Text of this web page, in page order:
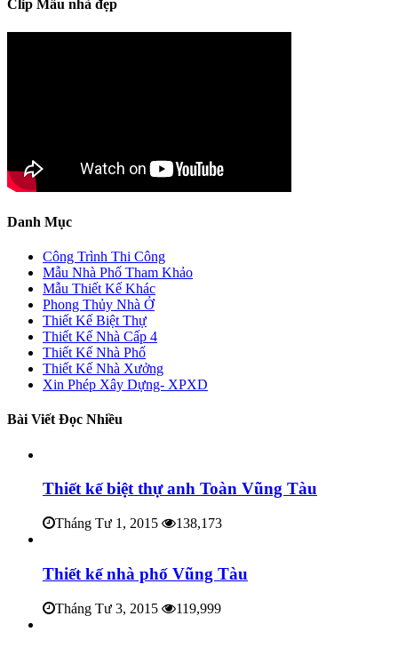
Clip Mẫu nhà đẹp
Danh Mục
Công Trình Thi Công
Mẫu Nhà Phố Tham Khảo
Mẫu Thiết Kế Khác
Phong Thủy Nhà Ở
Thiết Kế Biệt Thự
Thiết Kế Nhà Cấp 4
Thiết Kế Nhà Phố
Thiết Kế Nhà Xưởng
Xin Phép Xây Dựng- XPXD
Bài Viết Đọc Nhiều
Thiết kế biệt thự anh Toàn Vũng Tàu
Tháng Tư 1, 2015 138,173
Thiết kế nhà phố Vũng Tàu
Tháng Tư 3, 2015 119,999